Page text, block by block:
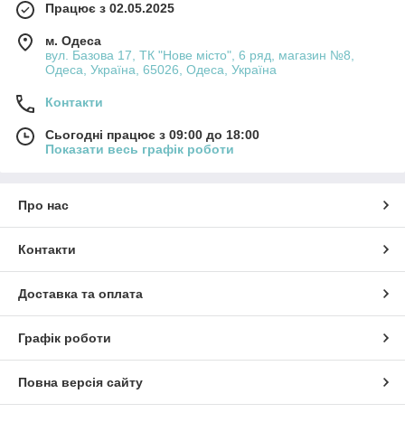
Працює з 02.05.2025
м. Одеса
вул. Базова 17, ТК "Нове місто", 6 ряд, магазин №8,
Одеса, Україна, 65026, Одеса, Україна
Контакти
Сьогодні працює з 09:00 до 18:00
Показати весь графік роботи
Про нас
Контакти
Доставка та оплата
Графік роботи
Повна версія сайту